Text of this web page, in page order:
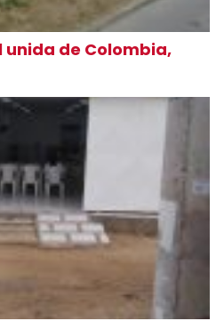
de Colombia,